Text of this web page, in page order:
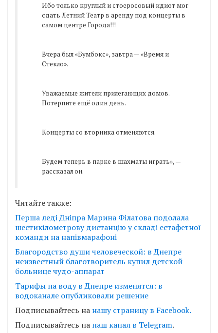
Ибо только круглый и стоеросовый идиот мог
сдать Летний Театр в аренду под концерты в
самом центре Города!!!
Вчера был «Бумбокс», завтра — «Время и
Стекло».
Уважаемые жители прилегающих домов.
Потерпите ещё один день.
Концерты со вторника отменяются.
Будем теперь в парке в шахматы играть», —
рассказал он.
Читайте также:
Перша леді Дніпра Марина Філатова подолала
шестикілометрову дистанцію у складі естафетної
команди на напівмарафоні
Благородство души человеческой: в Днепре
неизвестный благотворитель купил детской
больнице чудо-аппарат
Тарифы на воду в Днепре изменятся: в
водоканале опубликовали решение
Подписывайтесь на нашу страницу в Facebook.
Подписывайтесь на наш канал в Telegram.